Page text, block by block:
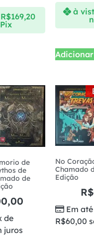
R$169,20
à
de
de
de
de
juros
No
Chamado
Edição
R$
Em
R$60,00